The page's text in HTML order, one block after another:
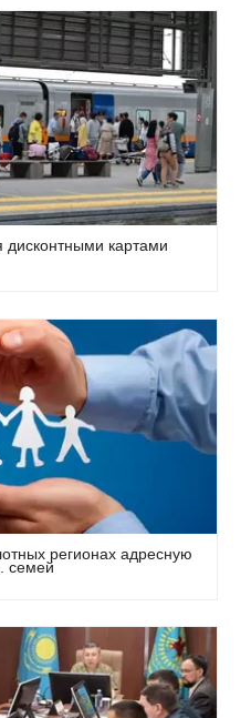
дисконтными картами
регионах адресную
семей